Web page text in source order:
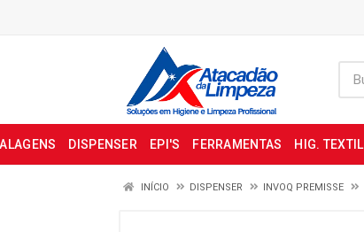
DISPENSER EPI'S FERRAMENTAS HIG. TEXTIL
INÍCIO DISPENSER INVOQ PREMISSE